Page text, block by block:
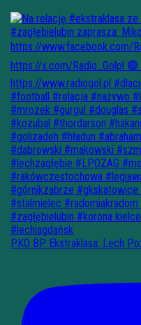
PKO BP Ekstraklasa: Lech